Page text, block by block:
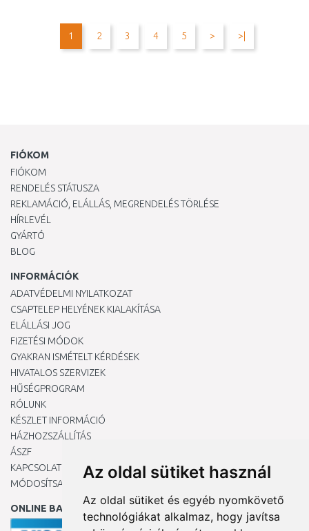
Az oldal sütiket használ
Az oldal sütiket és egyéb nyomkövető
technológiákat alkalmaz, hogy javítsa
Összehasonlítás Összehasonlítás
1 2 3 4 5 > >|
FIÓKOM
FIÓKOM
RENDELÉS STÁTUSZA
REKLAMÁCIÓ, ELÁLLÁS, MEGRENDELÉS TÖRLÉSE
HÍRLEVÉL
GYÁRTÓ
BLOG
INFORMÁCIÓK
ADATVÉDELMI NYILATKOZAT
CSAPTELEP HELYÉNEK KIALAKÍTÁSA
ELÁLLÁSI JOG
FIZETÉSI MÓDOK
GYAKRAN ISMÉTELT KÉRDÉSEK
HIVATALOS SZERVIZEK
HŰSÉGPROGRAM
RÓLUNK
KÉSZLET INFORMÁCIÓ
HÁZHOZSZÁLLÍTÁS
ÁSZF
KAPCSOLAT
MÓDOSÍTSA A COOKIE-BEÁLLÍTÁSAIMAT
ONLINE BANKKÁRTYÁVAL